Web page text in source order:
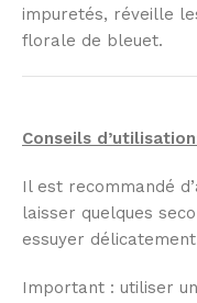
impuretés, réveille
florale de bleuet.
Conseils
Il est recommandé
laisser quelques
essuyer
Important : utiliser